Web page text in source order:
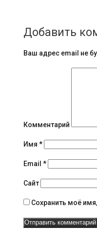
о
о
б
и
я
н
а
в
и
г
Добавить
Ваш адрес email не
Комментарий
Имя *
Email *
Сайт
Сохранить моё